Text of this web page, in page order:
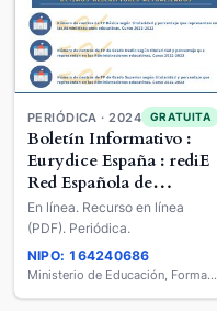
PERIÓDICA · 2024 GRATUITA
Boletín Informativo :
Eurydice España : rediE
Red Española de
Información sobre
Educación
En línea. Recurso en línea
(PDF). Periódica.
NIPO: 164240686
Ministerio de Educación, Formación Profesional y Deportes